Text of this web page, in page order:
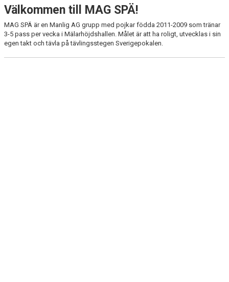
MEDLEMMAR
BILDGALLERI
Välkommen till MAG SPÄ!
MAG SPÄ är en Manlig AG grupp med pojkar födda 2011-2009 som tränar
3-5 pass per vecka i Mälarhöjdshallen. Målet är att ha roligt, utvecklas i sin
egen takt och tävla på tävlingsstegen Sverigepokalen.